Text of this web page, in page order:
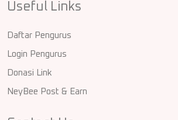
Useful Links
Daftar Pengurus
Login Pengurus
Donasi Link
NeyBee Post & Earn